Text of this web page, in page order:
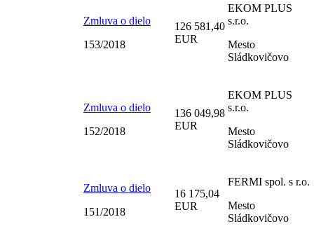
Zmluva o dielo
153/2018
126 581,40
EUR
EKOM PLUS
s.r.o.
Mesto
Sládkovičovo
Zmluva o dielo
152/2018
136 049,98
EUR
EKOM PLUS
s.r.o.
Mesto
Sládkovičovo
Zmluva o dielo
151/2018
16 175,04
EUR
FERMI spol. s r.o.
Mesto
Sládkovičovo